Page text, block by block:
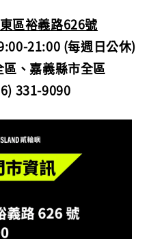
區裕義路626號
21:00 (每週日公休)
、嘉義縣市全區
331-9090